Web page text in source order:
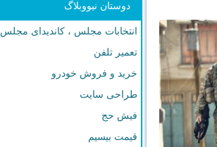
دوستان نیووبلاگ
انتخابات مجلس ، کاندیدای مجلس
تعمیر تلفن
خرید و فروش خودرو
طراحی سایت
فیش حج
قیمت بیسیم